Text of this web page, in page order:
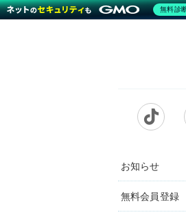
お知らせ
無料会員登録
無料診